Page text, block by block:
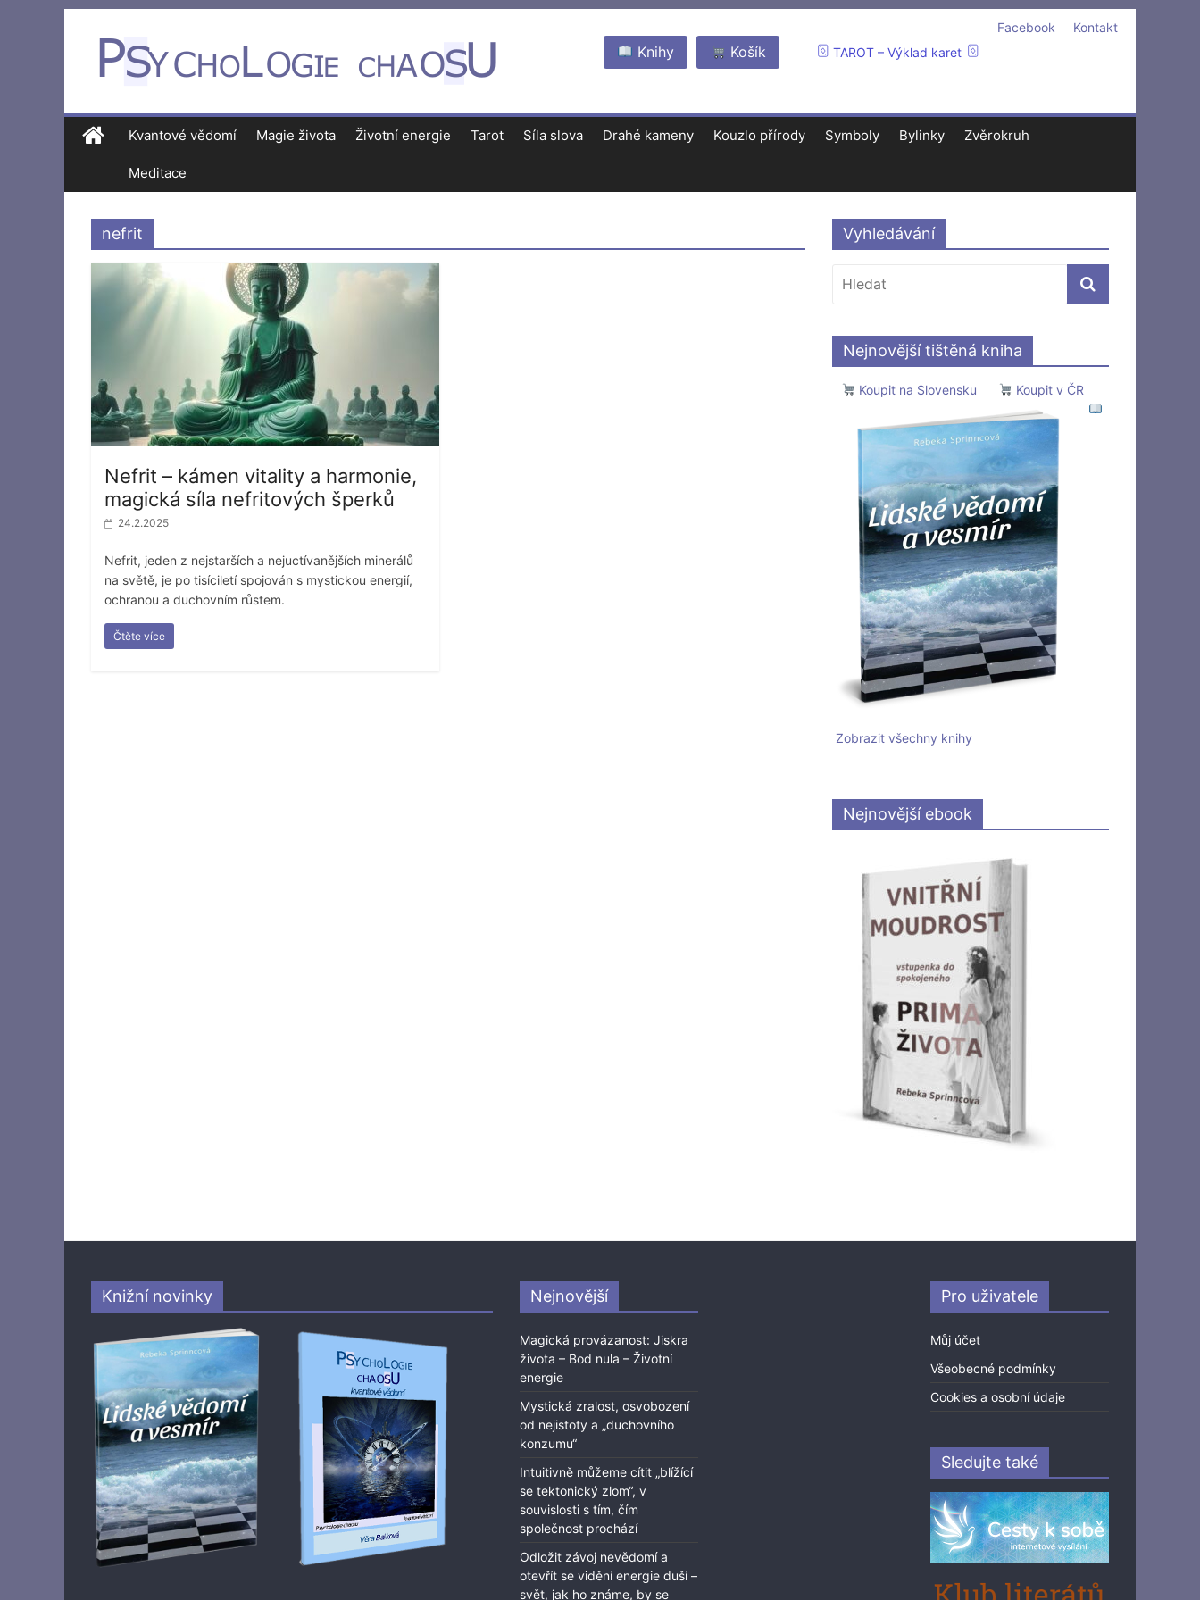
Kontakt
Facebook
TAROT – Výklad karet
Košík
Knihy
Kvantové vědomí Magie života Životní energie Tarot Síla slova Drahé kameny Kouzlo přírody Symboly Bylinky Zvěrokruh
Meditace
nefrit
Nefrit – kámen vitality a harmonie,
magická síla nefritových šperků
24.2.2025
Nefrit, jeden z nejstarších a nejuctívanějších minerálů
na světě, je po tisíciletí spojován s mystickou energií,
ochranou a duchovním růstem.
Čtěte více
Vyhledávání
Nejnovější tištěná kniha
Koupit na Slovensku Koupit v ČR
Zobrazit všechny knihy
Nejnovější ebook
Knižní novinky Nejnovější
Magická provázanost: Jiskra
života – Bod nula – Životní
energie
Mystická zralost, osvobození
od nejistoty a „duchovního
konzumu“
Intuitivně můžeme cítit „blížící
se tektonický zlom“, v
souvislosti s tím, čím
společnost prochází
Odložit závoj nevědomí a
otevřít se vidění energie duší –
svět, jak ho známe, by se
Pro uživatele
Můj účet
Všeobecné podmínky
Cookies a osobní údaje
Sledujte také